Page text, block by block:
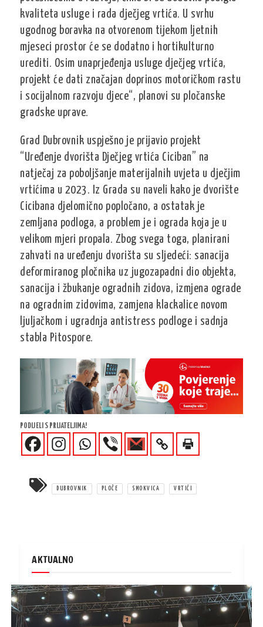
kvaliteta usluge i rada dječjeg vrtića. U svrhu
ugodnog boravka na otvorenom tijekom ljetnih
mjeseci prostor će se dodatno i hortikulturno
urediti. Osim unaprjeđenja usluge dječjeg vrtića,
projekt će dati značajan doprinos motoričkom rastu
i socijalnom razvoju djece“, planovi su pločanske
gradske uprave.
Grad Dubrovnik uspješno je prijavio projekt
“Uređenje dvorišta Dječjeg vrtića Ciciban” na
natječaj za poboljšanje materijalnih uvjeta u dječjim
vrtićima u 2023. Iz Grada su naveli kako je dvorište
Cicibana djelomično popločano, a ostatak je
zemljana podloga, a problem je i ograda koja je u
velikom mjeri propala. Zbog svega toga, planirani
zahvati na uređenju dvorišta su sljedeći: sanacija
deformiranog pločnika uz jugozapadni dio objekta,
sanacija i žbukanje ogradnih zidova, izmjena ograde
na ogradnim zidovima, zamjena klackalice novom
ljuljačkom i ugradnja antistress podloge i sadnja
stabla Pitospore.
PODIJELI S PRIJATELJIMA!
DUBROVNIK PLOČE SMOKVICA VRTIĆI
AKTUALNO